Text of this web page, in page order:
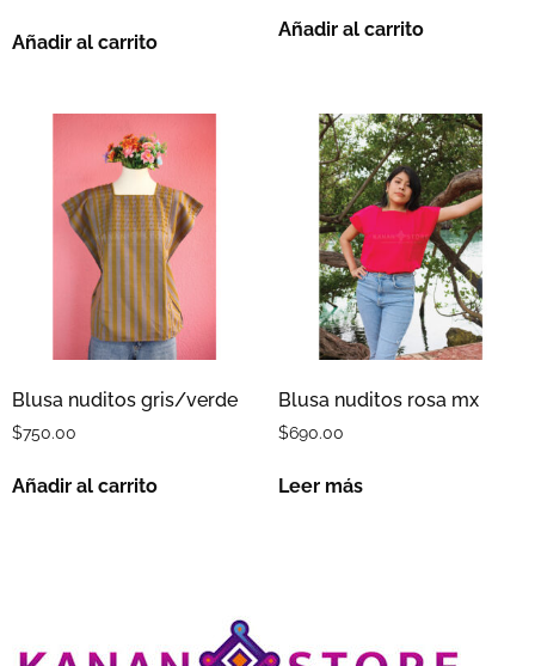
Añadir al carrito
Añadir al carrito
Blusa nuditos gris/verde
$750.00
Añadir al carrito
Blusa nuditos rosa mx
$690.00
Leer más